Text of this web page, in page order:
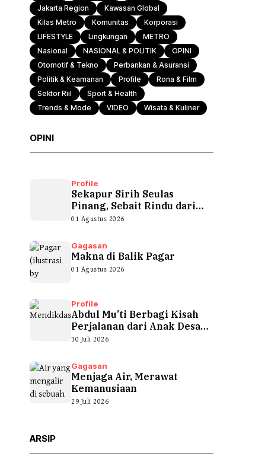
Jakarta Region
Kawasan Global
Kilas Metro
Komunitas
Korporasi
LIFESTYLE
Lingkungan
METRO
Nasional
NASIONAL & POLITIK
OPINI
Otomotif & Tekno
Perbankan & Asuransi
Politik & Keamanan
Profile
Rona & Film
Sektor Riil
Sport & Health
Trends & Mode
VIDEO Wisata & Kuliner
OPINI
Profile
Sekapur Sirih Seulas
Pinang, Sebait Rindu dari
Tepian Teluk
01 Agustus 2026
Gagasan
Makna di Balik Pagar
01 Agustus 2026
Profile
Abdul Mu’ti Berbagi Kisah
Perjalanan dari Anak Desa
hingga...
30 Juli 2026
Gagasan
Menjaga Air, Merawat
Kemanusiaan
29 Juli 2026
ARSIP